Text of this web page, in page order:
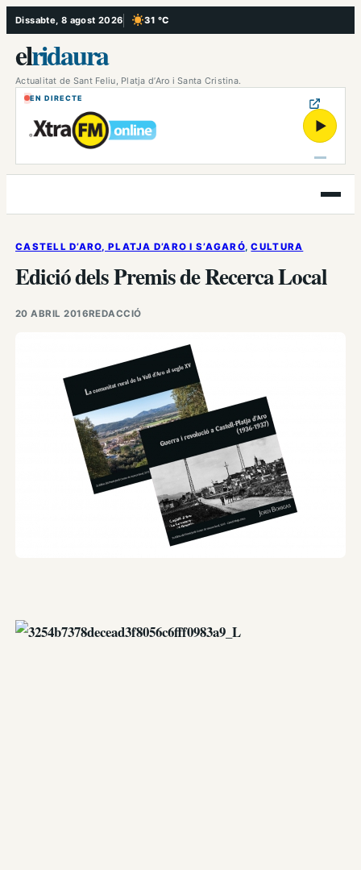
Vés
al
contingut
Dissabte, 8 agost 2026 31 °C
, Cel serè
elridaura
Actualitat de Sant Feliu, Platja d’Aro i Santa Cristina.
EN DIRECTE
▶
Obre
el
CASTELL D’ARO, PLATJA D’ARO I S’AGARÓ, CULTURA
Edició dels Premis de Recerca Local
20 ABRIL 2016REDACCIÓ